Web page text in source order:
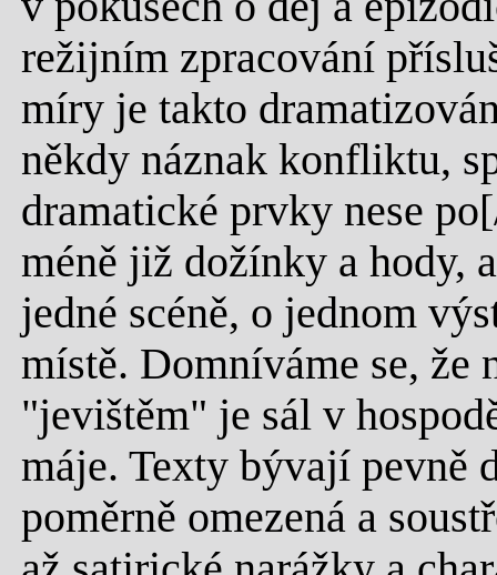
režijním zpracování
míry je takto
někdy náznak konfliktu,
dramatické prvky nese
méně již dožínky a hody,
jedné scéně, o jednom
místě. Domníváme se,
"jevištěm" je sál v
máje. Texty bývají pevně
poměrně omezená a